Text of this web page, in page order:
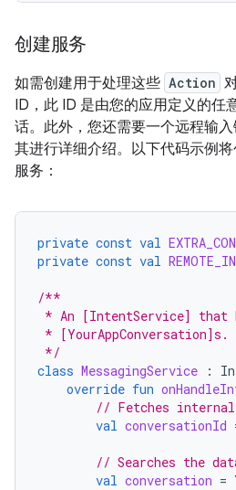
创建服务
如需创建用于处理这些 Action
ID，此 ID 是由您的应用定义的任
话。此外，您还需要一个远程输
其进行详细介绍。以下代码示例
服务：
private const val
private const val
/**
* An [IntentService] that
* [YourAppConversation]s.
*/
class MessagingService :
override fun
// Fetches
val conversationId
// Searches the
val conversation =